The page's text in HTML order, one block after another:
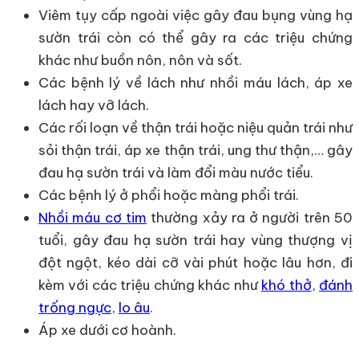
Viêm tụy cấp ngoài việc gây đau bụng vùng hạ
sườn trái còn có thể gây ra các triệu chứng
khác như buồn nôn, nôn và sốt.
Các bệnh lý về lách như nhồi máu lách, áp xe
lách hay vỡ lách.
Các rối loạn về thận trái hoặc niệu quản trái như
sỏi thận trái, áp xe thận trái, ung thư thận,… gây
đau hạ sườn trái và làm đổi màu nước tiểu.
Các bệnh lý ở phổi hoặc màng phổi trái.
Nhồi máu cơ tim thường xảy ra ở người trên 50
tuổi, gây đau hạ sườn trái hay vùng thượng vị
đột ngột, kéo dài cỡ vài phút hoặc lâu hơn, đi
kèm với các triệu chứng khác nhưkhó thở, đánh
trống ngực, lo âu.
Áp xe dưới cơ hoành.